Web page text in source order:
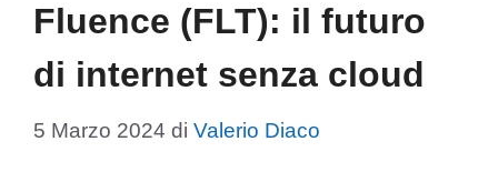
Fluence (FLT): il futuro
di internet senza cloud
5 Marzo 2024 di Valerio Diaco